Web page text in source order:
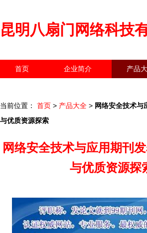
昆明八扇门网络科技
首页 企业简介 产品
当前位置： 首页 > 产品大全 > 网络安全技术与
与优质资源探索
网络安全技术与应用期刊
与优质资源探